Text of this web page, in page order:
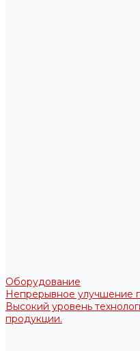
Оборудование
Непрерывное улучшение
Высокий уровень
продукции.